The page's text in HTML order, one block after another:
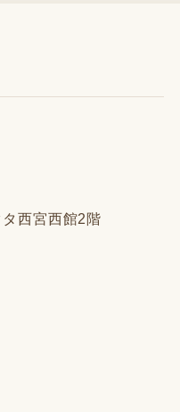
西宮西館2階